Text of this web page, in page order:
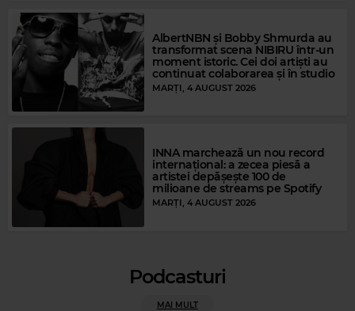
Magic FM
BRITNEY SPEARS–SOMETIMES
AlbertNBN și Bobby Shmurda au
transformat scena NIBIRU într-un
moment istoric. Cei doi artiști au
continuat colaborarea și în studio
MARȚI, 4 AUGUST 2026
INNA marchează un nou record
internațional: a zecea piesă a
artistei depășește 100 de
milioane de streams pe Spotify
MARȚI, 4 AUGUST 2026
Podcasturi
MAI MULT